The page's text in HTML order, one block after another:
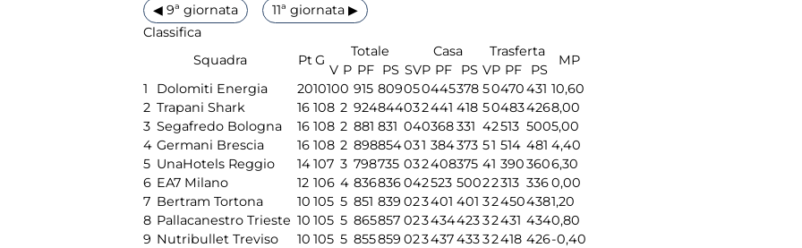
◀ 9ª giornata
11ª giornata ▶
Classifica
Squadra
PtG
Totale Casa Trasferta
MP
V P PF PS SVP PF PS VP PF
PS
1
Dolomiti Energia 2010100 915 809050445378 50470431 10,60
2 Trapani Shark 16 108 2 924844032441 418 504834268,00
3 Segafredo Bologna 16 108 2 881 831 040368331 42513 5005,00
4 Germani Brescia 16 108 2 898854031 384373 51 514 481 4,40
5 UnaHotels Reggio 14107 3 798735 032408375 41 3903606,30
6 EA7 Milano 12 106 4 836836042523 50022313 3360,00
7 Bertram Tortona 10 105 5 851 839 023401 401 324504381,20
8 Pallacanestro Trieste 10 105 5 865857 02343442332431 4340,80
9 Nutribullet Treviso 10 105 5 855859 02343743332418 426-0,40